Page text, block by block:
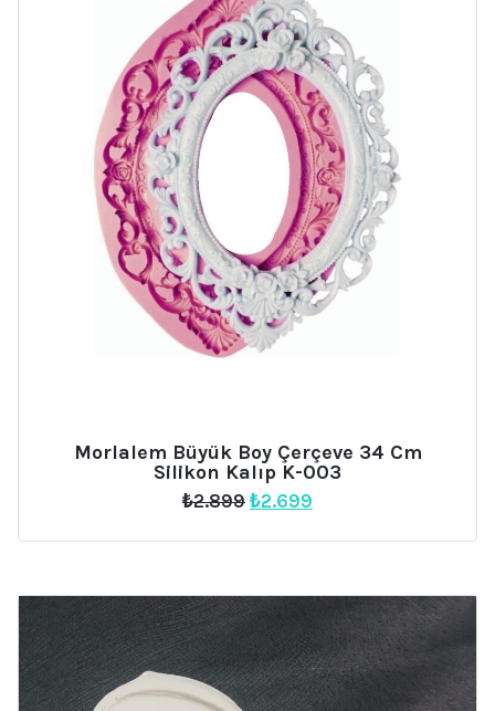
Morlalem Büyük Boy Çerçeve 34 Cm
Silikon Kalıp K-003
₺2.899 Orijinal
₺2.899.
₺2.699
fiyat: